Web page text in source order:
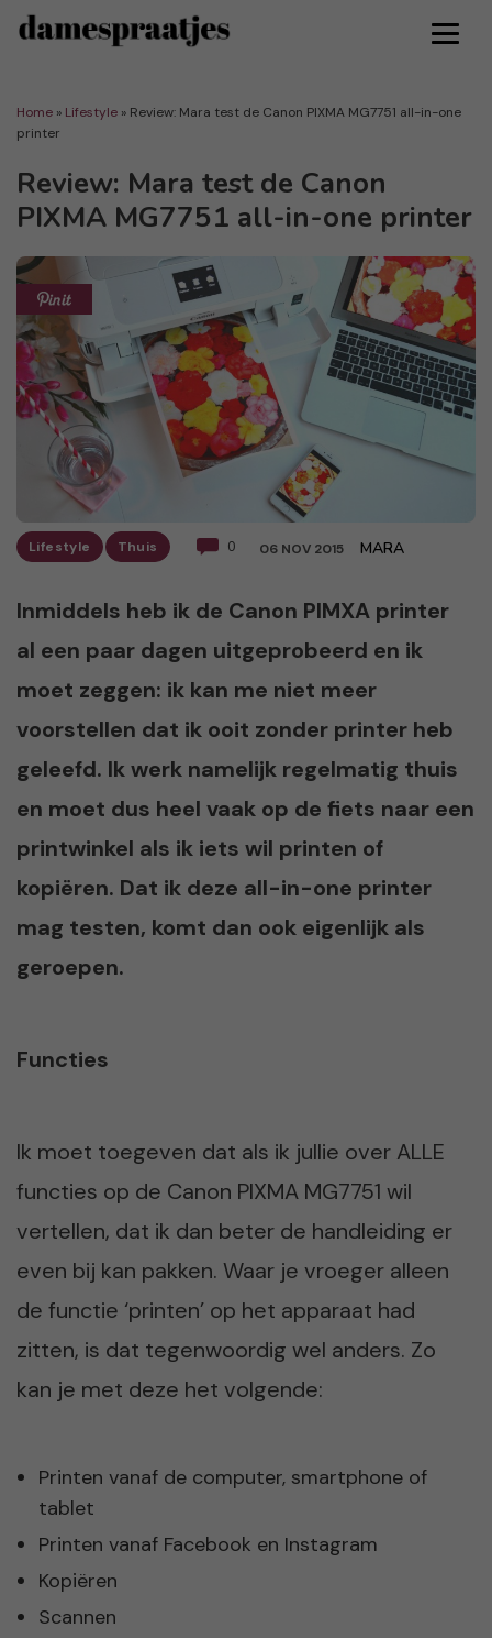
Home » Lifestyle » Review: Mara test de Canon PIXMA MG7751 all-in-one
printer
Review: Mara test de Canon
PIXMA MG7751 all-in-one printer
Lifestyle Thuis 0 06 NOV 2015 MARA
Inmiddels heb ik de Canon PIMXA printer
al een paar dagen uitgeprobeerd en ik
moet zeggen: ik kan me niet meer
voorstellen dat ik ooit zonder printer heb
geleefd. Ik werk namelijk regelmatig thuis
en moet dus heel vaak op de fiets naar een
printwinkel als ik iets wil printen of
kopiëren. Dat ik deze all-in-one printer
mag testen, komt dan ook eigenlijk als
geroepen.
Functies
Ik moet toegeven dat als ik jullie over ALLE
functies op de Canon PIXMA MG7751 wil
vertellen, dat ik dan beter de handleiding er
even bij kan pakken. Waar je vroeger alleen
de functie ‘printen’ op het apparaat had
zitten, is dat tegenwoordig wel anders. Zo
kan je met deze het volgende:
Printen vanaf de computer, smartphone of
tablet
Printen vanaf Facebook en Instagram
Kopiëren
Scannen